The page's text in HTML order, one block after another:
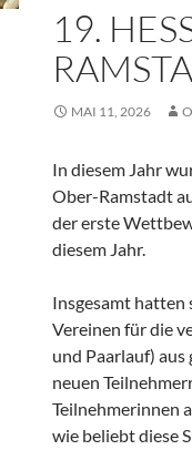
19.
MAI 11, 2026
In diesem Jahr
Ober-Ramstadt
der erste
diesem Jahr.
Insgesamt hatten
Vereinen für die
und Paarlauf)
neuen
Teilnehmerinnen
wie beliebt diese